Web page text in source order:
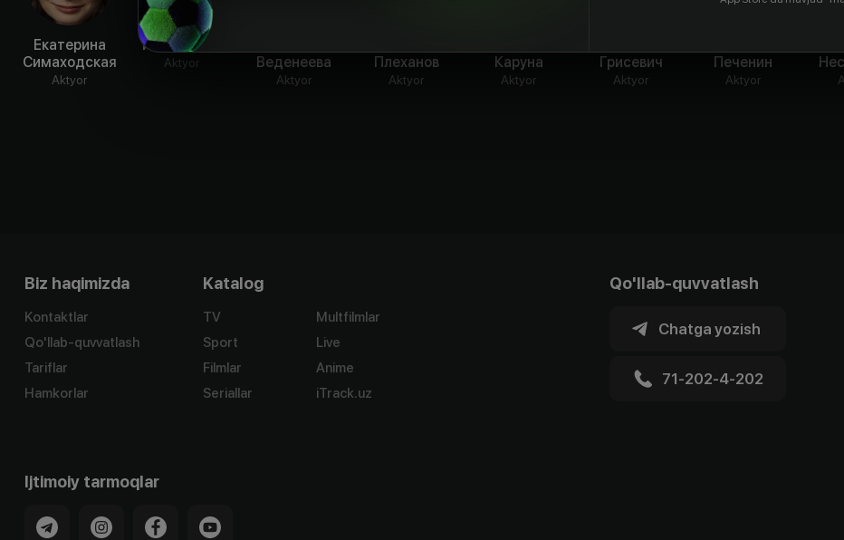
Екатерина
Симаходская
Aktyor
Игорь Стам
Aktyor
Веденеева
Aktyor
Плеханов
Aktyor
Каруна
Aktyor
Грисевич
Aktyor
Печенин
Aktyor
Biz haqimizda
Kontaktlar
Qo'llab-quvvatlash
Tariflar
Hamkorlar
Katalog
TV
Sport
Filmlar
Seriallar
Multfilmlar
Live
Anime
iTrack.uz
Qo'llab-quvvatlash
Chatga yozish
71-202-4-202
Ijtimoiy tarmoqlar